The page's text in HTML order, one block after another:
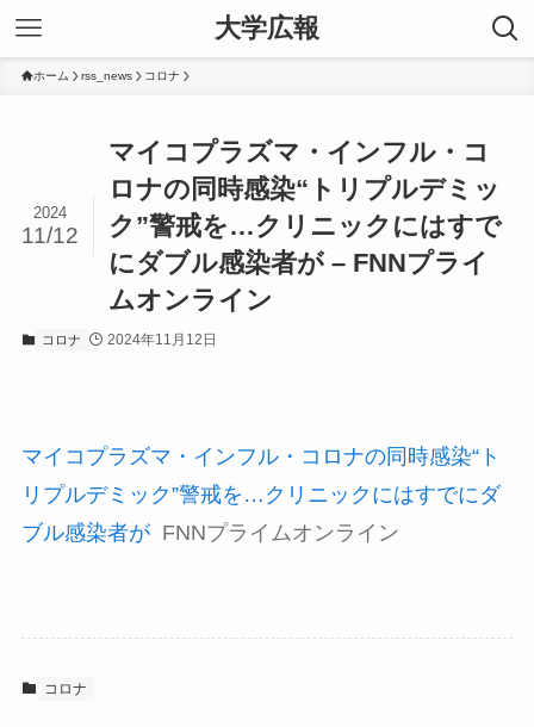
大学広報
ホーム rss_news コロナ
マイコプラズマ・インフル・コ
ロナの同時感染“トリプルデミッ
ク”警戒を…クリニックにはすで
にダブル感染者が – FNNプライ
ムオンライン
2024
11/12
コロナ 2024年11月12日
マイコプラズマ・インフル・コロナの同時感染“ト
リプルデミック”警戒を…クリニックにはすでにダ
ブル感染者が FNNプライムオンライン
コロナ